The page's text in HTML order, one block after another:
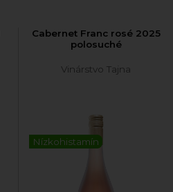
Cabernet Franc rosé 2025
polosuché
Vinárstvo Tajna
Nízkohistamín